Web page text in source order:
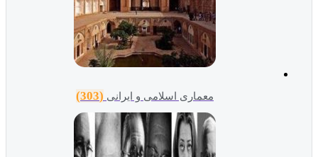
معماری اسلامی و ایرانی (303)